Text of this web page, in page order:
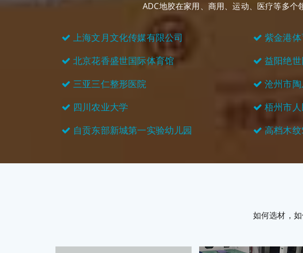
ADC地胶在家用、商用、运动、医疗等多个
上海文月文化传媒有限公司 紫金港
北京花香盛世国际体育馆
益阳绝
三亚三仁整形医院
沧州市
四川农业大学
梧州市
自贡东部新城第一实验幼儿园
高档木
如何选材，